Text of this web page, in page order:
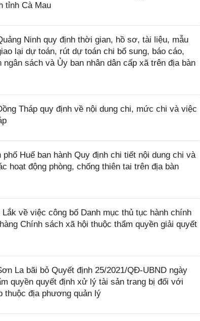
tỉnh Cà Mau
Ninh quy định thời gian, hồ sơ, tài liệu, mẫu
lại dự toán, rút dự toán chi bổ sung, báo cáo,
sách và Ủy ban nhân dân cấp xã trên địa bàn
Tháp quy định về nội dung chi, mức chi và việc
Huế ban hành Quy định chi tiết nội dung chi và
hoạt động phòng, chống thiên tai trên địa bàn
về việc công bố Danh mục thủ tục hành chính
Chính sách xã hội thuộc thẩm quyền giải quyết
La bãi bỏ Quyết định 25/2021/QĐ-UBND ngày
quyền quyết định xử lý tài sản trang bị đối với
thuộc địa phương quản lý